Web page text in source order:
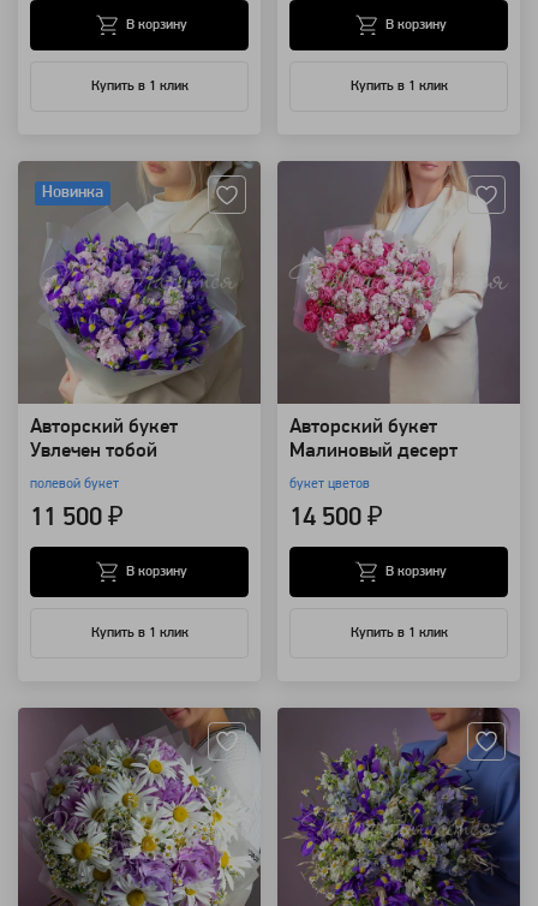
Купить в 1 клик
В корзину
Купить в 1 клик
В корзину
Новинка
Авторский букет
Увлечен тобой
полевой букет
11 500 ₽
Купить в 1 клик
В корзину
Авторский букет
Малиновый десерт
букет цветов
14 500 ₽
Купить в 1 клик
В корзину